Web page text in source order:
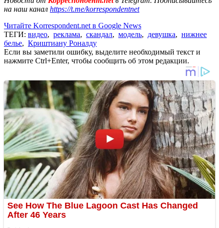
на наш канал https://t.me/korrespondentnet
Читайте Korrespondent.net в Google News
ТЕГИ: видео, реклама, скандал, модель, девушка, нижнее
белье, Криштиану Роналду
Если вы заметили ошибку, выделите необходимый текст и
нажмите Ctrl+Enter, чтобы сообщить об этом редакции.